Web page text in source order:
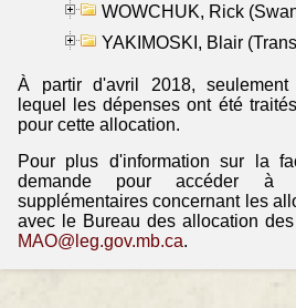
WOWCHUK, Rick
YAKIMOSKI, Blair
À partir d'avril 2018,
lequel les dépenses ont été
pour cette allocation.
Pour plus d'information sur la
demande pour accéder à
supplémentaires concernant les
avec le Bureau des allocation
MAO@leg.gov.mb.ca.